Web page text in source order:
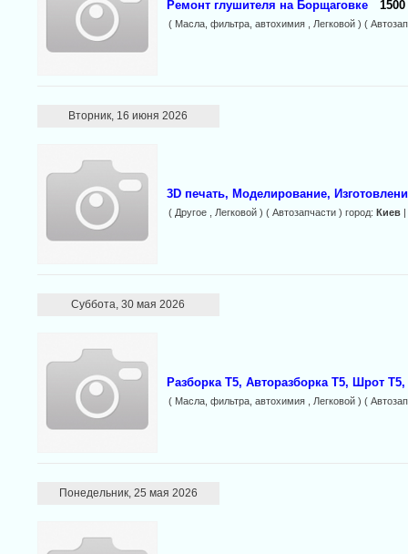
Ремонт глушителя на Борщаговке
( Масла, фильтра, автохимия , Легковой ) (
Вторник, 16 июня 2026
3D печать, Моделирование,
( Другое , Легковой ) ( Автозапчасти ) город: Киев|
Суббота, 30 мая 2026
Разборка Т5, Авторазборка Т5, Шрот
( Масла, фильтра, автохимия , Легковой ) (
Понедельник, 25 мая 2026